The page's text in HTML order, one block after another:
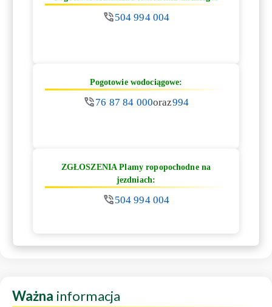
504 994 004
Pogotowie wodociągowe:
76 87 84 000oraz994
ZGŁOSZENIA Plamy ropopochodne na
jezdniach:
504 994 004
Ważna informacja